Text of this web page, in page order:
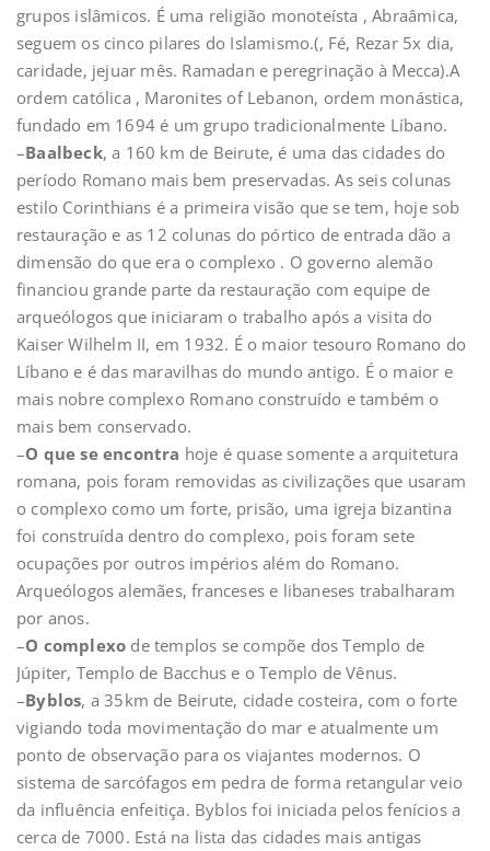
grupos islâmicos. É uma religião monoteísta , Abraâmica,
seguem os cinco pilares do Islamismo.(, Fé, Rezar 5x dia,
caridade, jejuar mês. Ramadan e peregrinação à Mecca).A
ordem católica , Maronites of Lebanon, ordem monástica,
fundado em 1694 é um grupo tradicionalmente Líbano.
–Baalbeck, a 160 km de Beirute, é uma das cidades do
período Romano mais bem preservadas. As seis colunas
estilo Corinthians é a primeira visão que se tem, hoje sob
restauração e as 12 colunas do pórtico de entrada dão a
dimensão do que era o complexo . O governo alemão
financiou grande parte da restauração com equipe de
arqueólogos que iniciaram o trabalho após a visita do
Kaiser Wilhelm II, em 1932. É o maior tesouro Romano do
Líbano e é das maravilhas do mundo antigo. É o maior e
mais nobre complexo Romano construído e também o
mais bem conservado.
–O que se encontra hoje é quase somente a arquitetura
romana, pois foram removidas as civilizações que usaram
o complexo como um forte, prisão, uma igreja bizantina
foi construída dentro do complexo, pois foram sete
ocupações por outros impérios além do Romano.
Arqueólogos alemães, franceses e libaneses trabalharam
por anos.
–O complexo de templos se compõe dos Templo de
Júpiter, Templo de Bacchus e o Templo de Vênus.
–Byblos, a 35km de Beirute, cidade costeira, com o forte
vigiando toda movimentação do mar e atualmente um
ponto de observação para os viajantes modernos. O
sistema de sarcófagos em pedra de forma retangular veio
da influência enfeitiça. Byblos foi iniciada pelos fenícios a
cerca de 7000. Está na lista das cidades mais antigas